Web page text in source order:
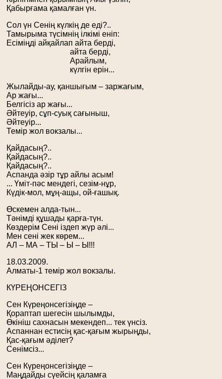
Қабырғама қамалған үн.
Сол үн Сенің күлкің де еді?..
Тамырыма түсімнің ілкімі еніп:
Есіміңді айқайлап айта берді,
айта берді,
Арайлым,
күлгін ерін...
Жылайды-ау, қаншығым – заржағым,
Ар жағы...
Белгісіз ар жағы...
Әйтеуір, сұп-суық сағыныш,
Әйтеуір...
Темір жол вокзалы...
Қайдасың?..
Қайдасың?..
Қайдасың?..
Аспанда әзір тұр айлы асым!
... Үміт-пәс мендегі, сезім-нұр,
Күдік-мол, мұң-ащы, ой-ғашық.
Өскемен алда-тын...
Тәнімді құшады қарға-түн.
Көздерім Сені іздеп жүр әлі...
Мен сені жек көрем...
АЛ – МА – ТЫ – Ы – Ы!!!
18.03.2009.
Алматы-1 темір жол вокзалы.
КҮРЕҢОНСЕГІЗ
Сен Күреңонсегізіңде –
Қораптап шегесін шылымды,
Өкініш сахнасын мекендеп... тек үнсіз.
Аспаннан естисің қас-қағым жырыңды,
Қас-қағым әділет?
Сенімсіз...
Сен Күреңонсегізіңде –
Маңдайды сүейсің қаламға